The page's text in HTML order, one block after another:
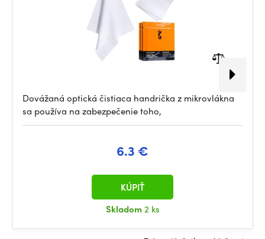
Dovážaná optická čistiaca handrička z mikrovlákna
sa používa na zabezpečenie toho,
6.3 €
Skladom2 ks
KÚPIŤ